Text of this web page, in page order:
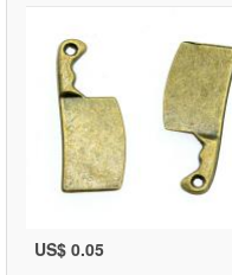
US$ 0.05